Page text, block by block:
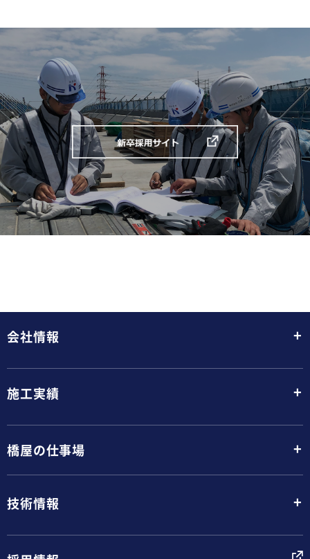
会社情報 +
施工実績 +
橋屋の仕事場 +
技術情報 +